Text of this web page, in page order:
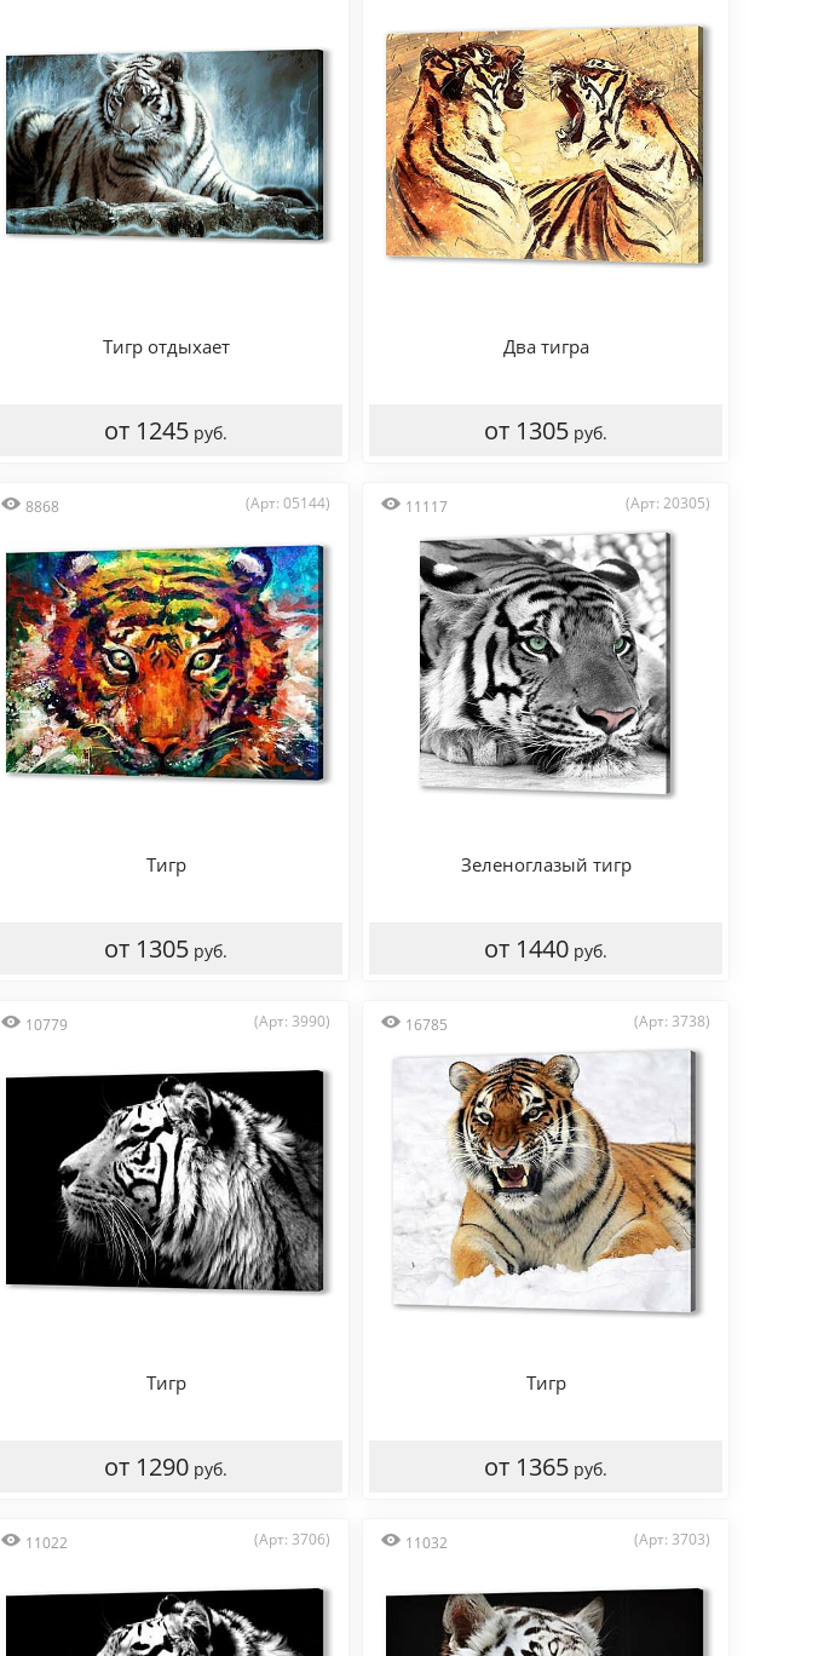
Тигр отдыхает
от 1245 руб.
Два тигра
от 1305 руб.
8868 (Арт: 05144)
Тигр
от 1305 руб.
11117 (Арт: 20305)
Зеленоглазый тигр
от 1440 руб.
10779 (Арт: 3990)
Тигр
от 1290 руб.
16785 (Арт: 3738)
Тигр
от 1365 руб.
11022 (Арт: 3706) 11032 (Арт: 3703)